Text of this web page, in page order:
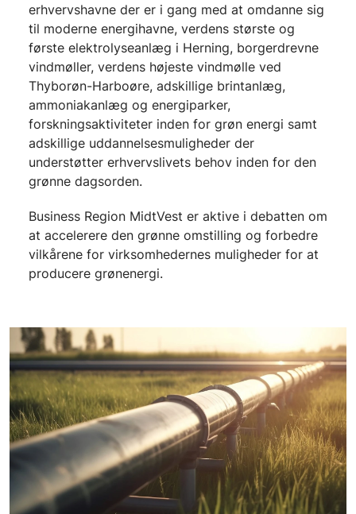
erhvervshavne der er i gang med at omdanne sig
til moderne energihavne, verdens største og
første elektrolyseanlæg i Herning, borgerdrevne
vindmøller, verdens højeste vindmølle ved
Thyborøn-Harboøre, adskillige brintanlæg,
ammoniakanlæg og energiparker,
forskningsaktiviteter inden for grøn energi samt
adskillige uddannelsesmuligheder der
understøtter erhvervslivets behov inden for den
grønne dagsorden.
Business Region MidtVest er aktive i debatten om
at accelerere den grønne omstilling og forbedre
vilkårene for virksomhedernes muligheder for at
producere grønenergi.